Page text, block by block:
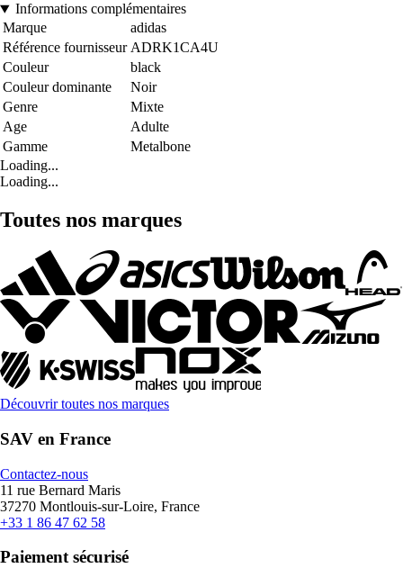
Informations complémentaires
Marque
adidas
Référence fournisseur ADRK1CA4U
Couleur
black
Couleur dominante
Noir
Genre
Mixte
Age
Adulte
Gamme
Metalbone
Loading...
Loading...
Toutes nos marques
Découvrir toutes nos marques
SAV en France
Contactez-nous
11 rue Bernard Maris
37270 Montlouis-sur-Loire, France
+33 1 86 47 62 58
Paiement sécurisé